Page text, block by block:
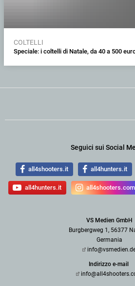
COLTELLI
Speciale: i coltelli di Natale, da 40 a 500
Seguici sui Social
all4shooters.it all4hunters.it
all4hunters.it all4shooters.com
VS Medien GmbH
Burgbergweg 1, 56377
Germania
Indirizzo e-mail